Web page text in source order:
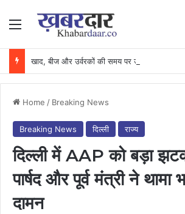
Menu
Home / Breaking News
Breaking News दिल्ली राज्य
दिल्ली में AAP को बड़ा
पार्षद और पूर्व मंत्री ने थामा
दामन